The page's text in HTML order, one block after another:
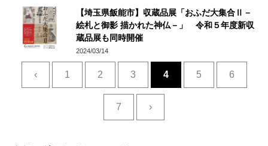
【埼玉県飯能市】収蔵品展「おふだ大集合Ⅱ－
絵札と御影 描かれた神仏－」 令和５年度新収
蔵品展も同時開催
2024/03/14
‹ 1 2 3 4 5 6
7 ›